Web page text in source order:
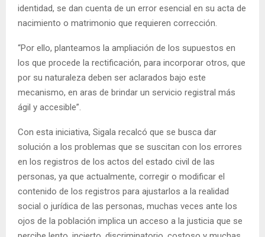
identidad, se dan cuenta de un error esencial en su acta de
nacimiento o matrimonio que requieren corrección.
“Por ello, planteamos la ampliación de los supuestos en
los que procede la rectificación, para incorporar otros, que
por su naturaleza deben ser aclarados bajo este
mecanismo, en aras de brindar un servicio registral más
ágil y accesible”.
Con esta iniciativa, Sigala recalcó que se busca dar
solución a los problemas que se suscitan con los errores
en los registros de los actos del estado civil de las
personas, ya que actualmente, corregir o modificar el
contenido de los registros para ajustarlos a la realidad
social o jurídica de las personas, muchas veces ante los
ojos de la población implica un acceso a la justicia que se